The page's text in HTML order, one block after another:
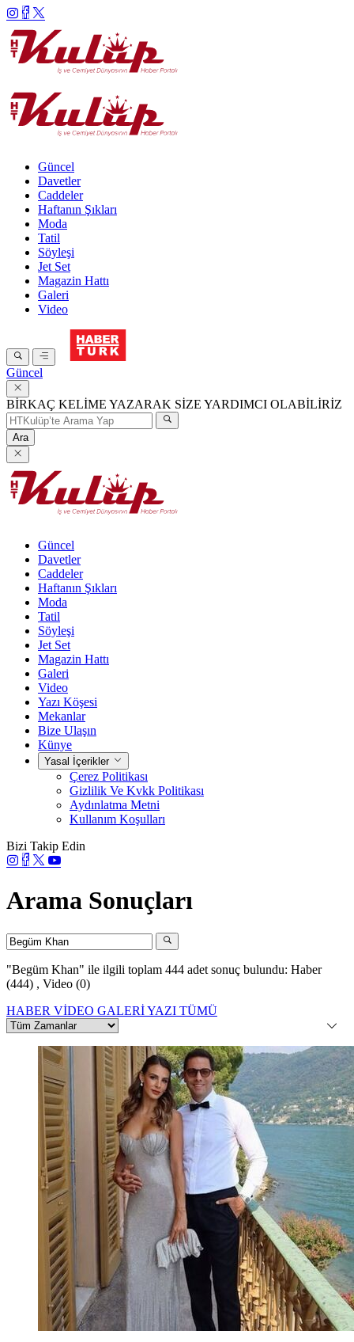
Güncel
Davetler
Caddeler
Haftanın Şıkları
Moda
Tatil
Söyleşi
Jet Set
Magazin Hattı
Galeri
Video
Güncel
BİRKAÇ KELİME YAZARAK SİZE YARDIMCI OLABİLİRİZ
Ara
Güncel
Davetler
Caddeler
Haftanın Şıkları
Moda
Tatil
Söyleşi
Jet Set
Magazin Hattı
Galeri
Video
Yazı Köşesi
Mekanlar
Bize Ulaşın
Künye
Yasal İçerikler
Çerez Politikası
Gizlilik Ve Kvkk Politikası
Aydınlatma Metni
Kullanım Koşulları
Bizi Takip Edin
Arama Sonuçları
"Begüm Khan" ile ilgili toplam 444 adet sonuç bulundu: Haber
(444) , Video (0)
HABER VİDEO GALERİYAZI TÜMÜ